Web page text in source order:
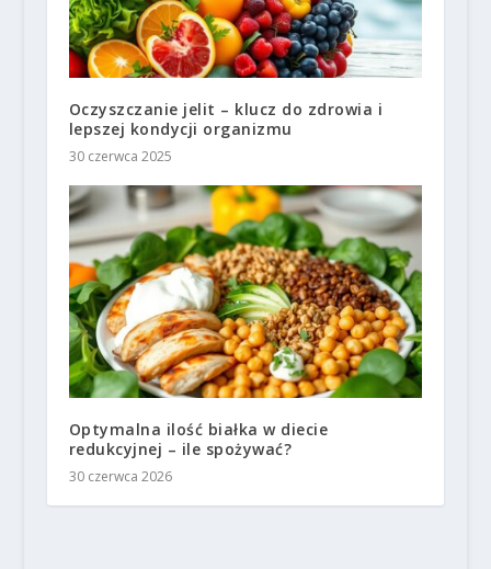
Oczyszczanie jelit – klucz do zdrowia i
lepszej kondycji organizmu
30 czerwca 2025
Optymalna ilość białka w diecie
redukcyjnej – ile spożywać?
30 czerwca 2026